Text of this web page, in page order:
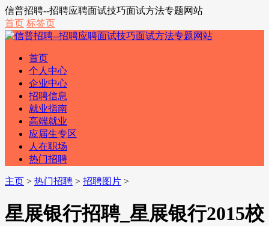
信普招聘--招聘应聘面试技巧面试方法专题网站
首页 标签页
首页
个人中心
企业中心
招聘信息
就业指南
高端就业
应届生专区
人在职场
热门招聘
主页 > 热门招聘 > 招聘图片 >
星展银行招聘_星展银行2015校